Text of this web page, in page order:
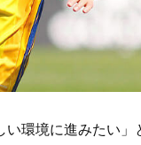
環境に進みたい」